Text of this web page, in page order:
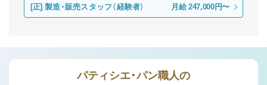
[正] 製造・販売スタッフ（経験者） 月給 247,000円〜
パティシエ・パン職人の